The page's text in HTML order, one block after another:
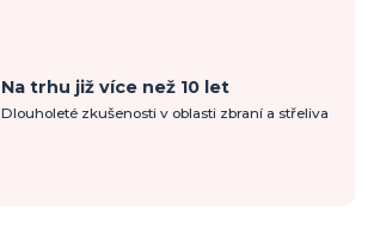
Na trhu již více než 10 let
Dlouholeté zkušenosti v oblasti zbraní a střeliva